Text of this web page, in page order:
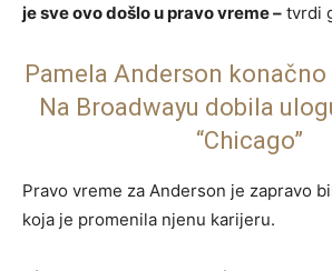
je sve ovo došlo u pravo vreme – tvrdi
Pamela Anderson
Na Broadwayu dobila
“Chicago”
Pravo vreme za Anderson je zapravo
koja je promenila njenu karijeru.